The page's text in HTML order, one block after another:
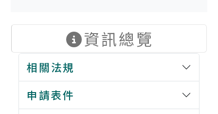
資訊總覽
相關法規
申請表件